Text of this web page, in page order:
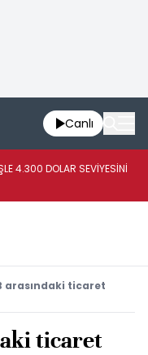
Canlı
4.300 DOLAR SEVİYESİNİ
arasındaki ticaret
ticaret